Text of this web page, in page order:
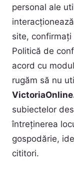
personal ale
site,
Politică de
acord cu
rugăm să nu
subiectelor
întreținerea
gospodărie,
cititori.